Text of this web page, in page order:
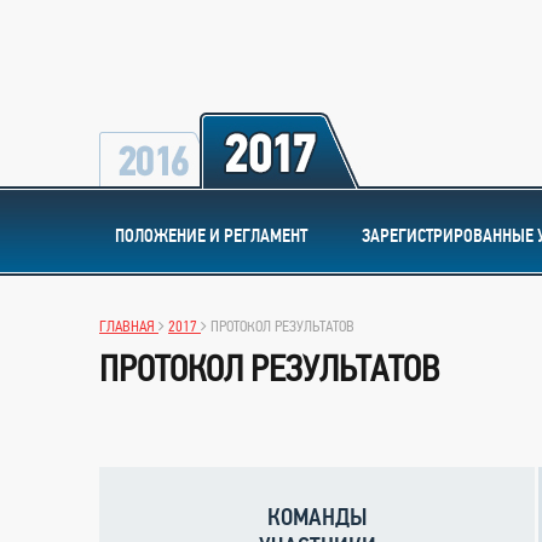
ПОЛОЖЕНИЕ И РЕГЛАМЕНТ ЗАРЕГИСТРИРОВАННЫЕ
ГЛАВНАЯ 2017 ПРОТОКОЛ РЕЗУЛЬТАТОВ
ПРОТОКОЛ РЕЗУЛЬТАТОВ
КОМАНДЫ